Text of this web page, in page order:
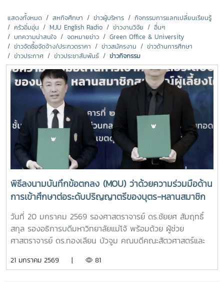
แสดงทั้งหมด สหกิจศึกษา ข่าวผู้บริหาร
กิจกรรมการแลกเปลี่ยนเรียนรู้
ครัวอิ่มอุ่น
MJU English Radio ข่าวงานวิจัย
อื่นๆ
บทความน่าสนใจ
จดหมายข่าว
Green Office & University
ข่าวจัดซื้อจัดจ้าง/ประกวดราคา
ข่าวสมัครงาน
ข่าวด้านการศึกษา
ข่าวประกาศ
ข่าวประชาสัมพันธ์ ข่าวกิจกรรม
พิธีลงนามบันทึกข้อตกลง (MOU) ว่าด้วยความร่วมมือด้าน
การเข้าศึกษาต่อระดับปริญญาตรีของบุตร-หลานสมาชิก
สหกรณ์ผู้เลี้ยงโคนม
วันที่ 20 มกราคม 2569 รองศาสตราจารย์ ดร.ชัยยศ สัมฤทธิ์
สกุล รองอธิการบดีมหาวิทยาลัยแม่โจ้ พร้อมด้วย ผู้ช่วย
ศาสตราจารย์ ดร.ทองเลียน บัวจูม คณบดีคณะสัตวศาสตร์และ
ในพิธีลงนามบันทึกข้อตกลง (MOU) ว่าด้วยความร่วมมือด้านการ
21 มกราคม 2569 | 81